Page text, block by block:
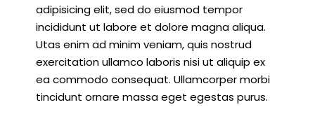
adipisicing elit, sed do eiusmod tempor
incididunt ut labore et dolore magna aliqua.
Utas enim ad minim veniam, quis nostrud
exercitation ullamco laboris nisi ut aliquip ex
ea commodo consequat. Ullamcorper morbi
tincidunt ornare massa eget egestas purus.